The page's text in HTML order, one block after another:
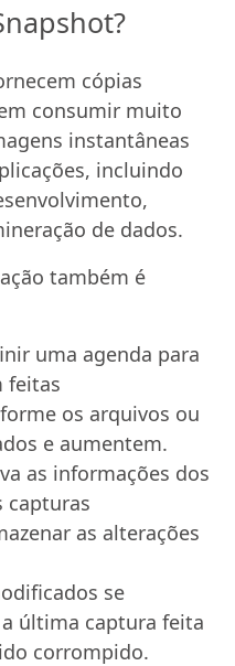
cópias
consumir muito
instantâneas
incluindo
de dados.
também é
uma agenda para
feitas
os arquivos ou
e aumentem.
as informações dos
capturas
as alterações
se
última captura feita
corrompido.